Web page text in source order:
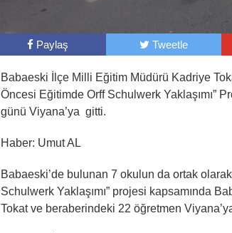
Paylaş Tweetle
Babaeski İlçe Milli Eğitim Müdürü Kadriye
Öncesi Eğitimde Orff Schulwerk Yaklaşımı”
günü Viyana’ya gitti.
Haber: Umut AL
Babaeski’de bulunan 7 okulun da ortak
Schulwerk Yaklaşımı” projesi kapsamında
Tokat ve beraberindeki 22 öğretmen